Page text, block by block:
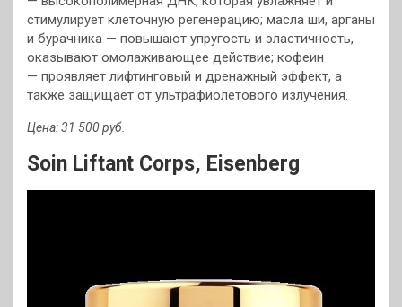
стимулирует клеточную регенерацию; масла ши, арганы
и бурачника — повышают упругость и эластичность,
оказывают омолаживающее действие; кофеин
— проявляет лифтинговый и дренажный эффект, а
также защищает от ультрафиолетового излучения.
Цена: 31 500 руб
Soin Liftant Corps, Eisenberg